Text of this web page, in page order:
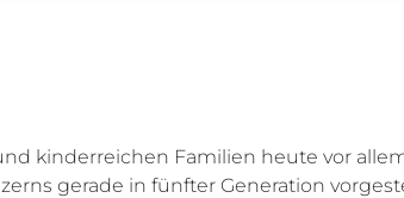
kinderreichen Familien heute vor
gerade in fünfter Generation